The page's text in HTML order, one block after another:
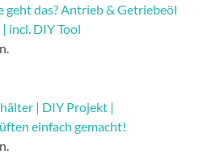
geht das? Antrieb & Getriebeöl
incl. DIY Tool
| DIY Projekt |
einfach gemacht!